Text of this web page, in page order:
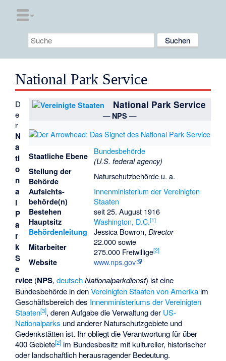
National Park Service
National Park Service
— NPS —
Staatliche Ebene Bundesbehörde
(U.S. federal agency)
Stellung der
Behörde
Naturschutzbehörde u. a.
Aufsichts­
behörde(n)
Innenministerium der Vereinigten
Staaten
Bestehen seit 25. August 1916
Hauptsitz Washington, D.C.[1]
Behördenleitung Jessica Bowron, Director
Mitarbeiter
22.000 sowie
275.000 Freiwillige[2]
Website www.nps.gov
D
e
r
N
a
ti
o
n
a
l
P
a
r
k
S
e
rvice (NPS,deutsch Nationalparkdienst) ist eine
Bundesbehörde in denVereinigten Staaten von Amerika im
Geschäftsbereich des Innenministeriums der Vereinigten
Staaten[3], deren Aufgabe die Verwaltung der US-
Nationalparks und anderer Naturschutzgebiete und
Gedenkstätten ist. Ihr obliegt die Verantwortung für über
400 Gebiete[2] im Bundesbesitz mit kultureller, historischer
oder landschaftlich herausragender Bedeutung.